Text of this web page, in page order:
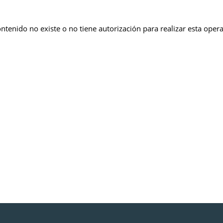
no existe o no tiene autorización para realizar esta